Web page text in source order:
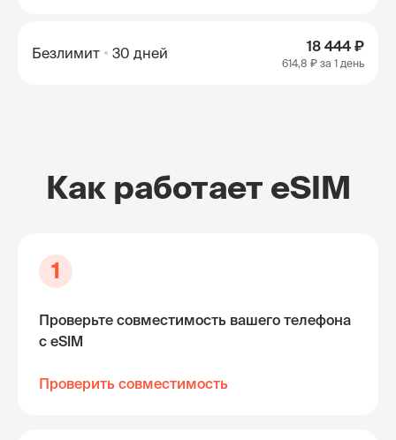
Безлимит 30 дней 18 444 ₽
614,8 ₽ за 1 день
Как работает eSIM
1
Проверьте совместимость вашего телефона
с eSIM
Проверить совместимость